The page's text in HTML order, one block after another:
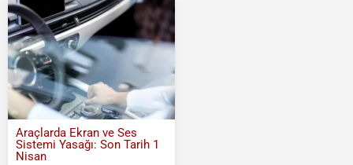
Araçlarda Ekran ve Ses
Sistemi Yasağı: Son Tarih 1
Nisan